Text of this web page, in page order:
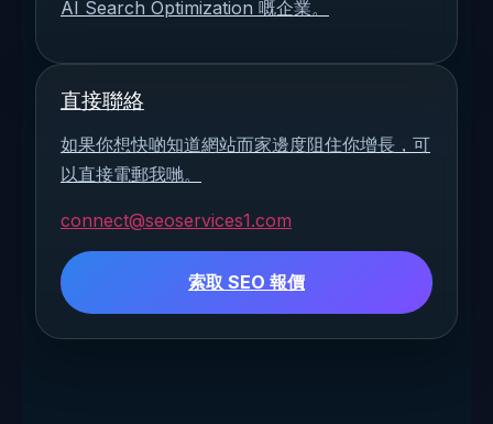
AI Search Optimization 嘅企業。
直接聯絡
如果你想快啲知道網站而家邊度阻住你增長，可
以直接電郵我哋。
connect@seoservices1.com
索取 SEO 報價